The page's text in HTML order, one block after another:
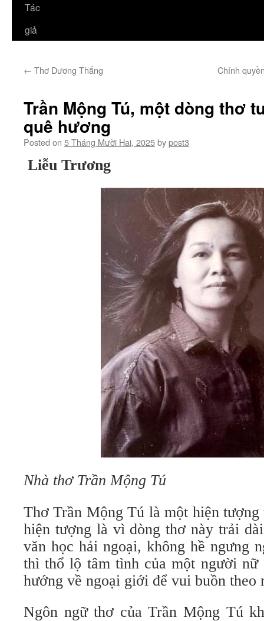
Tác
giả
← Thơ Dương Thắng Chính
Trần Mộng Tú, một dòng thơ
quê hương
Posted on 5 Tháng Mười Hai, 2025bypost3
Liễu Trương
Nhà thơ Trần Mộng Tú
Thơ Trần Mộng Tú là một hiện
hiện tượng là vì dòng thơ này trải
văn học hải ngoại, không hề ngưng
thì thổ lộ tâm tình của một người
hướng về ngoại giới để vui buồn theo
Ngôn ngữ thơ của Trần Mộng Tú